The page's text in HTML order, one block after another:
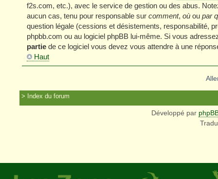
f2s.com, etc.), avec le service de gestion ou des abus.
aucun cas, tenu pour responsable sur comment, où ou par
question légale (cessions et désistements, responsabilité,
phpbb.com ou au logiciel phpBB lui-même. Si vous
partie de ce logiciel vous devez vous attendre à une
Haut
Index du forum
Développé par